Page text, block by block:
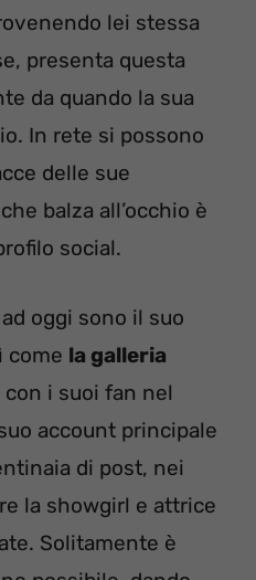
lei stessa
presenta questa
da quando la sua
In rete si possono
delle sue
balza all’occhio è
social.
oggi sono il suo
come la galleria
i suoi fan nel
account principale
di post, nei
la showgirl e attrice
Solitamente è